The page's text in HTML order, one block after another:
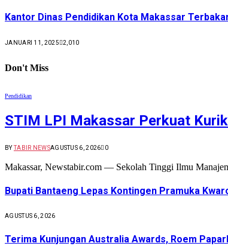
Kantor Dinas Pendidikan Kota Makassar
JANUARI 11, 2025 2,010
Don't Miss
Pendidikan
STIM LPI Makassar Perkuat
BY TABIR NEWSAGUSTUS 6, 2026 0
Makassar, Newstabir.com — Sekolah Tinggi Ilmu
Bupati Bantaeng Lepas Kontingen Pramuka
AGUSTUS 6, 2026
Terima Kunjungan Australia Awards, Roem